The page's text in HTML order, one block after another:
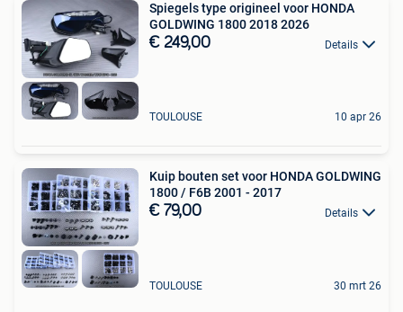
Spiegels type origineel voor HONDA
GOLDWING 1800 2018 2026
€ 249,00 Details
TOULOUSE 10 apr 26
Kuip bouten set voor HONDA GOLDWING
1800 / F6B 2001 - 2017
€ 79,00 Details
TOULOUSE 30 mrt 26